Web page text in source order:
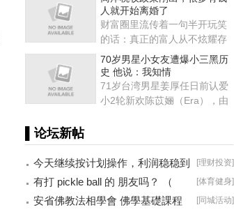
什
人就开始离婚了
财富圈里流传着一句半开玩笑
的话：真正的富人从不炫耀存
款，他们炫耀的是律师、会计
师
70岁男星小女友遭爆小三黑历
史 他说：我知情
71岁台湾男星姜厚任日前认爱
小2轮新欢陈苡㛤（Era），由
▌论坛新帖
[理财投资]
今天继续按计划操作，利润稳稳到
手！
[体育健身]
有打 pickle ball 的 朋友吗？ （
Brossard
[同城活动]
安省佛教法相學會 佛學基礎課程